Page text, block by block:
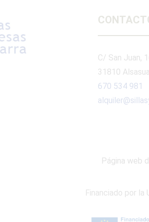
C/ San Juan,
31810
670 534 981
Página web
Financiado por la